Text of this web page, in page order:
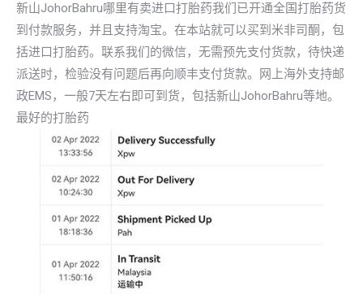
新山JohorBahru哪里有卖进口打胎药我们已开通全国打胎药货
到付款服务，并且支持淘宝。在本站就可以买到米非司酮，包
括进口打胎药。联系我们的微信，无需预先支付货款，待快递
派送时，检验没有问题后再向顺丰支付货款。网上海外支持邮
政EMS，一般7天左右即可到货，包括新山JohorBahru等地。
最好的打胎药